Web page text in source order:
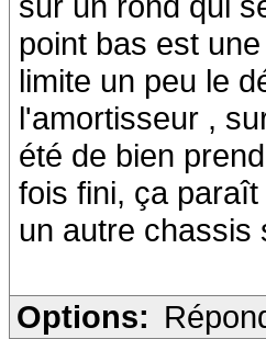
point bas est
limite un peu le
l'amortisseur ,
été de bien
fois fini, ça
un autre chassis
Options: